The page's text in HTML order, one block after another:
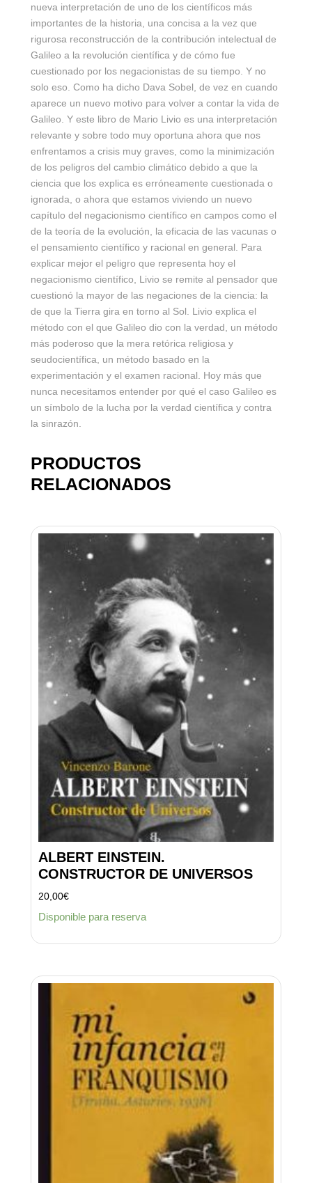
nueva interpretación de uno de los científicos más
importantes de la historia, una concisa a la vez que
rigurosa reconstrucción de la contribución intelectual de
Galileo a la revolución científica y de cómo fue
cuestionado por los negacionistas de su tiempo. Y no
solo eso. Como ha dicho Dava Sobel, de vez en cuando
aparece un nuevo motivo para volver a contar la vida de
Galileo. Y este libro de Mario Livio es una interpretación
relevante y sobre todo muy oportuna ahora que nos
enfrentamos a crisis muy graves, como la minimización
de los peligros del cambio climático debido a que la
ciencia que los explica es erróneamente cuestionada o
ignorada, o ahora que estamos viviendo un nuevo
capítulo del negacionismo científico en campos como el
de la teoría de la evolución, la eficacia de las vacunas o
el pensamiento científico y racional en general. Para
explicar mejor el peligro que representa hoy el
negacionismo científico, Livio se remite al pensador que
cuestionó la mayor de las negaciones de la ciencia: la
de que la Tierra gira en torno al Sol. Livio explica el
método con el que Galileo dio con la verdad, un método
más poderoso que la mera retórica religiosa y
seudocientífica, un método basado en la
experimentación y el examen racional. Hoy más que
nunca necesitamos entender por qué el caso Galileo es
un símbolo de la lucha por la verdad científica y contra
la sinrazón.
PRODUCTOS
RELACIONADOS
ALBERT EINSTEIN.
CONSTRUCTOR DE UNIVERSOS
20,00€
Disponible para reserva